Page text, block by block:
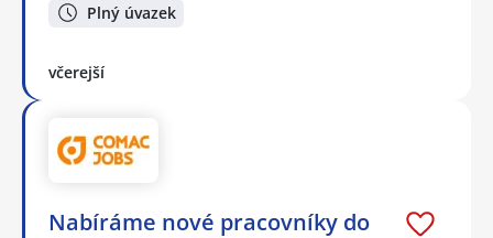
Plný úvazek
včerejší
Nabíráme nové pracovníky do